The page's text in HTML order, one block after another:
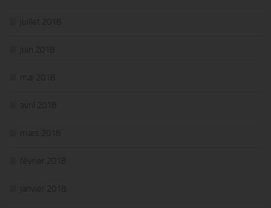
juillet 2018
juin 2018
mai 2018
avril 2018
mars 2018
février 2018
janvier 2018